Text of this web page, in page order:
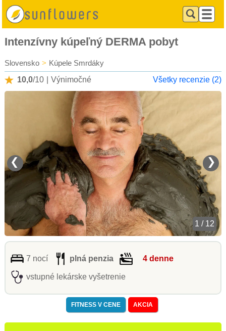
Intenzívny kúpeľný DERMA pobyt
Slovensko > Kúpele Smrdáky
10,0/10 Výnimočné Všetky recenzie (2)
❮ ❯
1 / 12
7 nocí plná penzia 4 denne
vstupné lekárske vyšetrenie
FITNESS V CENE AKCIA